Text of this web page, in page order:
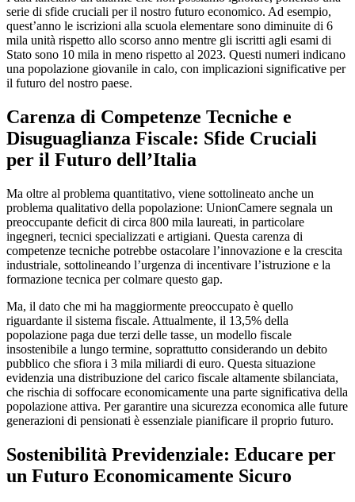
serie di sfide cruciali per il nostro futuro economico. Ad esempio,
quest’anno le iscrizioni alla scuola elementare sono diminuite di 6
mila unità rispetto allo scorso anno mentre gli iscritti agli esami di
Stato sono 10 mila in meno rispetto al 2023. Questi numeri indicano
una popolazione giovanile in calo, con implicazioni significative per
il futuro del nostro paese.
Carenza di Competenze Tecniche e
Disuguaglianza Fiscale: Sfide Cruciali
per il Futuro dell’Italia
Ma oltre al problema quantitativo, viene sottolineato anche un
problema qualitativo della popolazione: UnionCamere segnala un
preoccupante deficit di circa 800 mila laureati, in particolare
ingegneri, tecnici specializzati e artigiani. Questa carenza di
competenze tecniche potrebbe ostacolare l’innovazione e la crescita
industriale, sottolineando l’urgenza di incentivare l’istruzione e la
formazione tecnica per colmare questo gap.
Ma, il dato che mi ha maggiormente preoccupato è quello
riguardante il sistema fiscale. Attualmente, il 13,5% della
popolazione paga due terzi delle tasse, un modello fiscale
insostenibile a lungo termine, soprattutto considerando un debito
pubblico che sfiora i 3 mila miliardi di euro. Questa situazione
evidenzia una distribuzione del carico fiscale altamente sbilanciata,
che rischia di soffocare economicamente una parte significativa della
popolazione attiva. Per garantire una sicurezza economica alle future
generazioni di pensionati è essenziale pianificare il proprio futuro.
Sostenibilità Previdenziale: Educare per
un Futuro Economicamente Sicuro